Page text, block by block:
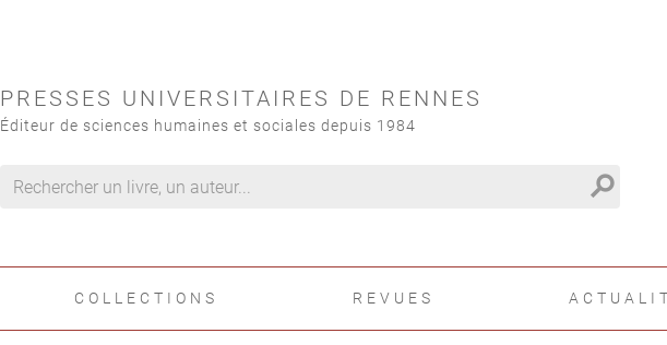
PRESSES UNIVERSITAIRES DE RENNES
Éditeur de sciences humaines et sociales depuis 1984
search
COLLECTIONS REVUES